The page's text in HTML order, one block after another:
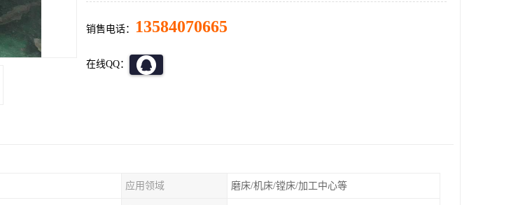
销售电话： 13584070665
在线QQ：
应用领域 磨床/机床/镗床/加工中心等